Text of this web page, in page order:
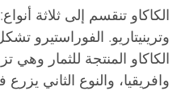
الكاكاو تنقسم إلى ثلاثة
الكاكاو المنتجة للثمار وهي
وافريقيا، والنوع الثاني